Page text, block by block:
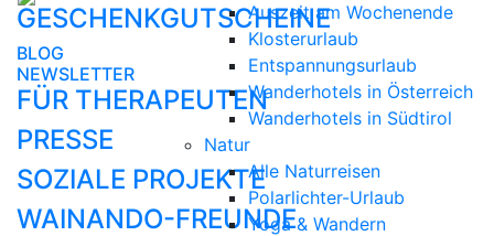
Auszeit am Wochenende
Klosterurlaub
Entspannungsurlaub
Wanderhotels in Österreich
Wanderhotels in Südtirol
Natur
Alle Naturreisen
Polarlichter-Urlaub
Yoga & Wandern
GESCHENKGUTSCHEINE
BLOG
NEWSLETTER
FÜR THERAPEUTEN
PRESSE
SOZIALE PROJEKTE
WAINANDO-FREUNDE